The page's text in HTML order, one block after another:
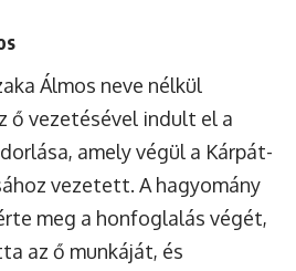
Álmos neve nélkül
ő vezetésével indult el a
amely végül a Kárpát-
vezetett. A hagyomány
meg a honfoglalás végét,
az ő munkáját, és